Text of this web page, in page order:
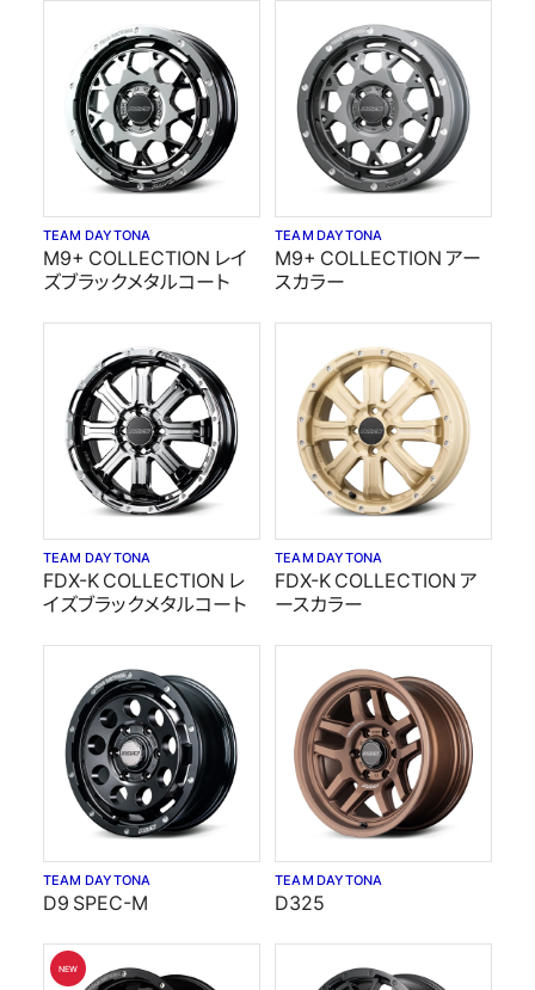
TEAM DAYTONA
M9+ COLLECTION レイ
ズブラックメタルコート
TEAM DAYTONA
M9+ COLLECTION アー
スカラー
TEAM DAYTONA
FDX-K COLLECTION レ
イズブラックメタルコート
TEAM DAYTONA
FDX-K COLLECTION ア
ースカラー
TEAM DAYTONA
D9 SPEC-M
TEAM DAYTONA
D325
NEW